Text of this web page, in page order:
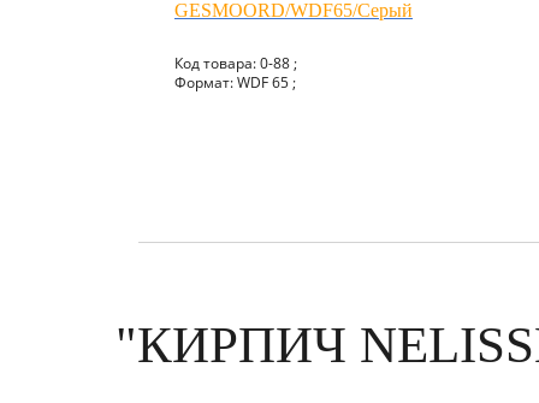
GESMOORD/WDF65/Серый
Код товара: 0-88 ;
Формат: WDF 65 ;
"КИРПИЧ